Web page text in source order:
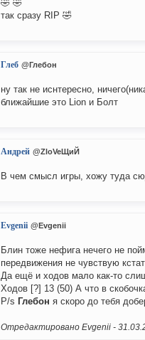
🤣 🤣
так сразу RIP 🤣
Глеб @Глебон
ну так не иснтересно,
ближайшие это Lion и Болт
Андрей @ZloVeЩиЙ
В чем смысл игры, хожу туда
Evgenii @Evgenii
Блин тоже нефига нечего не
передвижения не чувствую
Да ещё и ходов мало как-то
Ходов [?] 13 (50) А что в
P/s Глебон я скоро до тебя
Отредактировано Evgenii -